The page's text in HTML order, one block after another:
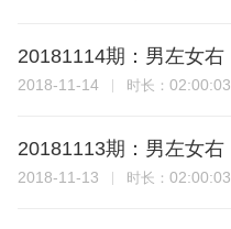
20181114期：男左女右
2018-11-14 时长： 02:00:03
20181113期：男左女右
2018-11-13 时长： 02:00:03